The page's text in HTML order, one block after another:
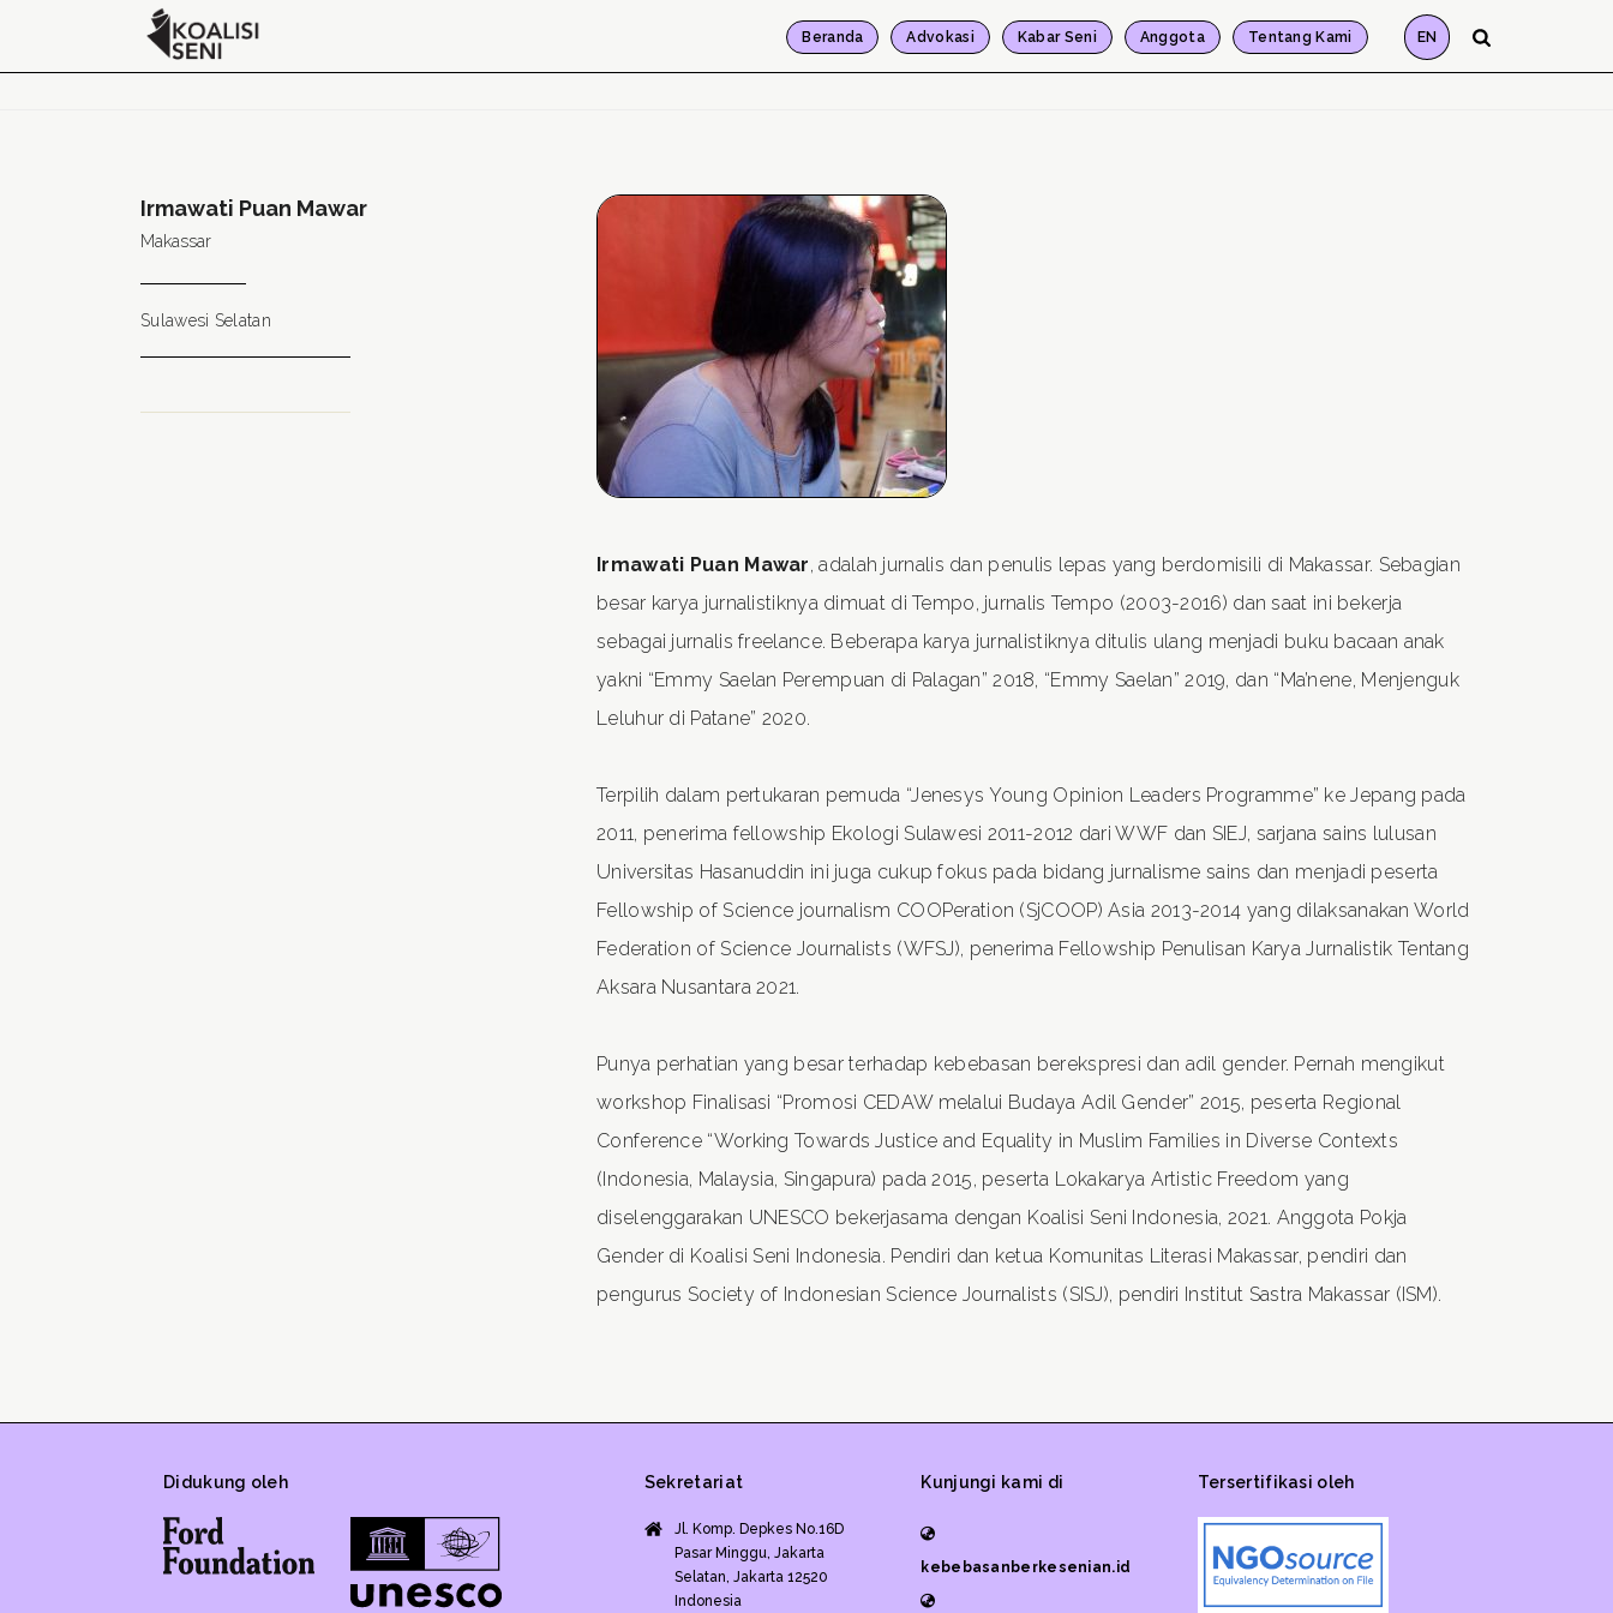
Beranda Advokasi Kabar Seni Anggota Tentang Kami EN
Irmawati Puan Mawar
Makassar
Sulawesi Selatan
Irmawati Puan Mawar, adalah jurnalis dan penulis lepas yang berdomisili di Makassar. Sebagian
besar karya jurnalistiknya dimuat di Tempo, jurnalis Tempo (2003-2016) dan saat ini bekerja
sebagai jurnalis freelance. Beberapa karya jurnalistiknya ditulis ulang menjadi buku bacaan anak
yakni “Emmy Saelan Perempuan di Palagan” 2018, “Emmy Saelan” 2019, dan “Ma’nene, Menjenguk
Leluhur di Patane” 2020.
Terpilih dalam pertukaran pemuda “Jenesys Young Opinion Leaders Programme” ke Jepang pada
2011, penerima fellowship Ekologi Sulawesi 2011-2012 dari WWF dan SIEJ, sarjana sains lulusan
Universitas Hasanuddin ini juga cukup fokus pada bidang jurnalisme sains dan menjadi peserta
Fellowship of Science journalism COOPeration (SjCOOP) Asia 2013-2014 yang dilaksanakan World
Federation of Science Journalists (WFSJ), penerima Fellowship Penulisan Karya Jurnalistik Tentang
Aksara Nusantara 2021.
Punya perhatian yang besar terhadap kebebasan berekspresi dan adil gender. Pernah mengikut
workshop Finalisasi “Promosi CEDAW melalui Budaya Adil Gender” 2015, peserta Regional
Conference “Working Towards Justice and Equality in Muslim Families in Diverse Contexts
(Indonesia, Malaysia, Singapura) pada 2015, peserta Lokakarya Artistic Freedom yang
diselenggarakan UNESCO bekerjasama dengan Koalisi Seni Indonesia, 2021. Anggota Pokja
Gender di Koalisi Seni Indonesia. Pendiri dan ketua Komunitas Literasi Makassar, pendiri dan
pengurus Society of Indonesian Science Journalists (SISJ), pendiri Institut Sastra Makassar (ISM).
Didukung oleh Sekretariat
Jl. Komp. Depkes No.16D
Pasar Minggu, Jakarta
Selatan, Jakarta 12520
Indonesia
Kunjungi kami di
kebebasanberkesenian.id
Tersertifikasi oleh